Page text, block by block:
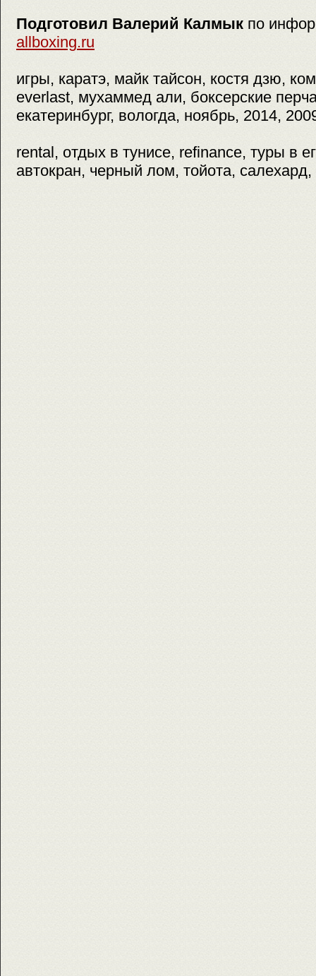
Подготовил Валерий Калмык по
allboxing.ru
игры, каратэ, майк тайсон, костя дзю,
everlast, мухаммед али, боксерские
екатеринбург, вологда, ноябрь, 2014,
rental, отдых в тунисе, refinance, туры в
автокран, черный лом, тойота, салехард,